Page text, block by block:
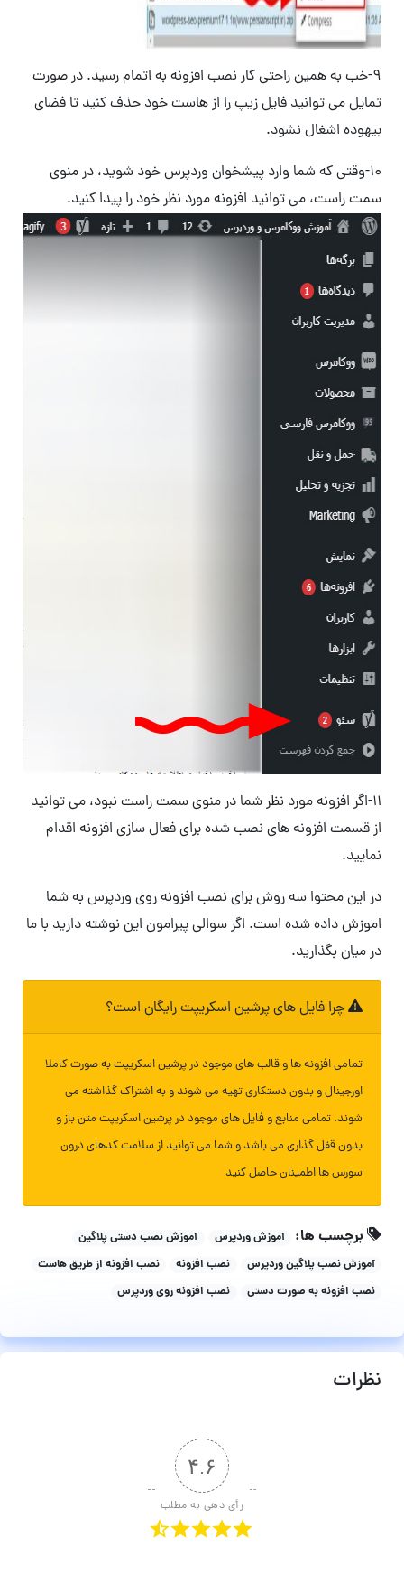
۹-خب به همین راحتی کار نصب افزونه به اتمام رسید. در صورت
تمایل می توانید فایل زیپ را از هاست خود حذف کنید تا فضای
بیهوده اشغال نشود.
۱۰-وقتی که شما وارد پیشخوان وردپرس خود شوید، در منوی
سمت راست، می توانید افزونه مورد نظر خود را پیدا کنید.
۱۱-اگر افزونه مورد نظر شما در منوی سمت راست نبود، می توانید
از قسمت افزونه های نصب شده برای فعال سازی افزونه اقدام
نمایید.
در این محتوا سه روش برای نصب افزونه روی وردپرس به شما
اموزش داده شده است. اگر سوالی پیرامون این نوشته دارید با ما
در میان بگذارید.
چرا فایل های پرشین اسکریپت رایگان است؟
تمامی افزونه ها و قالب های موجود در پرشین اسکریپت به صورت کاملا
اورجینال و بدون دستکاری تهیه می شوند و به اشتراک گذاشته می
شوند. تمامی منابع و فایل های موجود در پرشین اسکریپت متن باز و
بدون قفل گذاری می باشد و شما می توانید از سلامت کدهای درون
سورس ها اطمینان حاصل کنید
برچسب ها: آموزش وردپرس
آموزش نصب دستی پلاگین
آموزش نصب پلاگین وردپرس
نصب افزونه
نصب افزونه از طریق هاست
نصب افزونه به صورت دستی
نصب افزونه روی وردپرس
نظرات
۴.۶
رأی دهی به مطلب